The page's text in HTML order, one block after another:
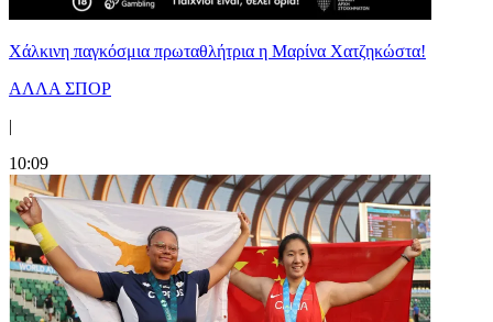
Χάλκινη παγκόσμια πρωταθλήτρια η Μαρίνα Χατζηκώστα!
ΑΛΛΑ ΣΠΟΡ
|
10:09